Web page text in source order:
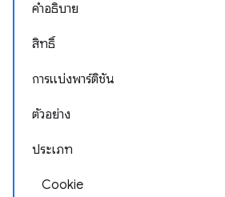
คำอธิบาย
สิทธิ์
การแบ่งพาร์ติชัน
ตัวอย่าง
ประเภท
Cookie